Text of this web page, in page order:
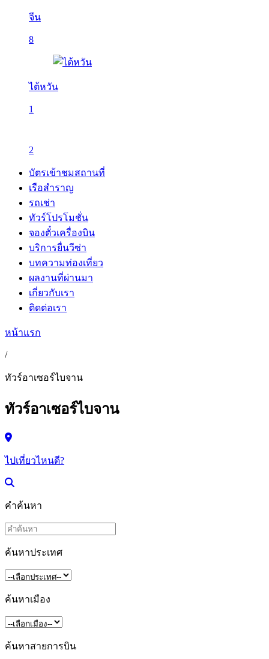
จีน
8
ไต้หวัน
1
2
บัตรเข้าชมสถานที่
เรือสำราญ
รถเช่า
ทัวร์โปรโมชั่น
จองตั๋วเครื่องบิน
บริการยื่นวีซ่า
บทความท่องเที่ยว
ผลงานที่ผ่านมา
เกี่ยวกับเรา
ติดต่อเรา
หน้าแรก
/
ทัวร์อาเซอร์ไบจาน
ทัวร์อาเซอร์ไบจาน
ไปเที่ยวไหนดี?
คำค้นหา
ค้นหาประเทศ
ค้นหาเมือง
ค้นหาสายการบิน